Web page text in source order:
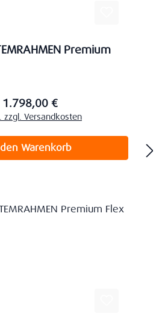
Premium
1.798,00 €
zzgl. Versandkosten
Warenkorb